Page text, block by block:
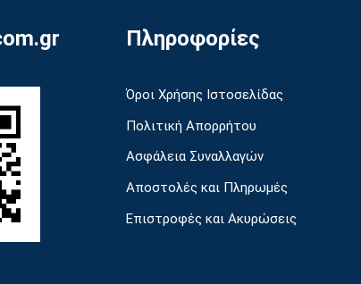
Πληροφορίες
Όροι Χρήσης Ιστοσελίδας
Πολιτική Απορρήτου
Ασφάλεια Συναλλαγών
Αποστολές και Πληρωμές
Επιστροφές και Ακυρώσεις